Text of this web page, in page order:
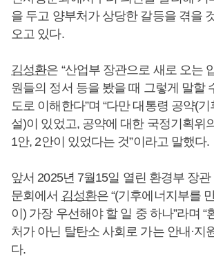
을 두고 양부처가 상당한 갈등을 겪을
오고 있다.
김성환은 “산업부 장관으로 새로 오는
원들의 정서 등을 봤을 때 그렇게 말할
도로 이해한다”며 “다만 대통령 공약(
설)이 있었고, 공약에 대한 국정기획위
1안, 2안이 있었다는 것”이라고 말했다.
앞서 2025년 7월15일 열린 환경부 장
문회에서 김성환은 “(기후에너지부를
이) 가장 우선해야 할 일 중 하나”라며 “
처가 아닌 탈탄소 사회로 가는 안내·지
다.